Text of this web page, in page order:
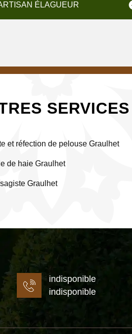
ÉLAGUEUR
SERVICES
et réfection de pelouse Graulhet
de haie Graulhet
Graulhet
indisponible
indisponible